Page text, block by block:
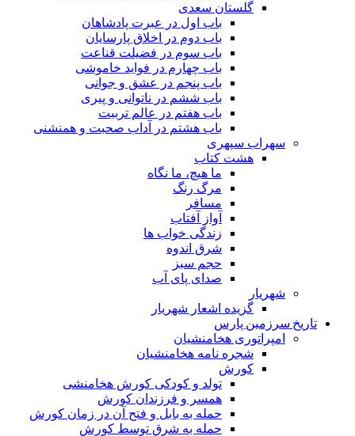
گلستان سعدی
باب اول در عبرت پادشاهان
باب دوم در اخلاق پارسایان
باب سوم در فضیلت قناعت
باب چهارم در فواید خاموشى
باب پنجم در عشق و جوانى
باب ششم در ناتوانى و پیرى
باب هفتم در عالم تربیت
باب هشتم در آداب صحبت و همنشنى
سهراب سپهری
هشت کتاب
ما هیچ، ما نگاه
مرگ رنگ
مسافر
آواز آفتاب
زندگی خواب ها
شرق اندوه
حجم سبز
صدای پای آب
شهریار
گزیده اشعار شهریار
تاریخ سرزمین پارس
امپراتوری هخامنشیان
شجره نامه هخامنشیان
کورش
تولد و کودکی کورش هخامنشی
همسر و فرزندان کورش
حمله به بابل و فتح آن در زمان کورش
حمله به شرق توسط کورش